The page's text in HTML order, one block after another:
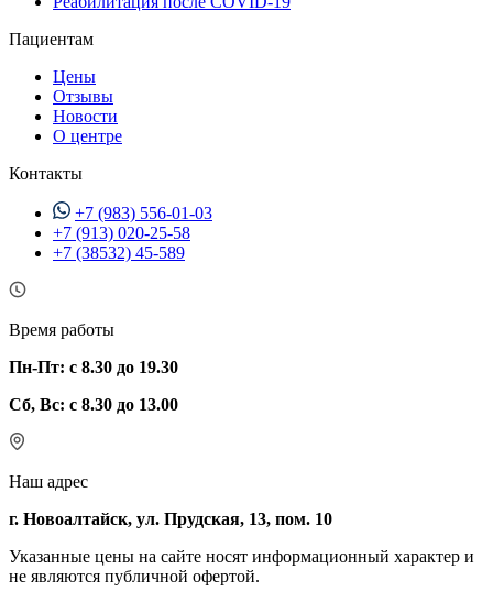
Пациентам
Цены
Отзывы
Новости
О центре
Контакты
+7 (983) 556-01-03
+7 (913) 020-25-58
+7 (38532) 45-589
Время работы
Пн-Пт: с 8.30 до 19.30
Сб, Вс: с 8.30 до 13.00
Наш адрес
г. Новоалтайск, ул. Прудская, 13, пом. 10
Указанные цены на сайте носят информационный характер и
не являются публичной офертой.